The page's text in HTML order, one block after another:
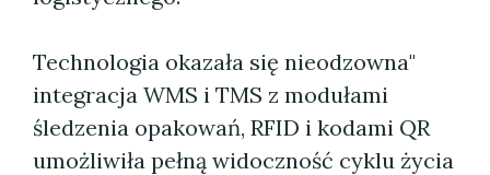
Technologia okazała się nieodzowna"
integracja WMS i TMS z modułami
śledzenia opakowań, RFID i kodami QR
umożliwiła pełną widoczność cyklu życia